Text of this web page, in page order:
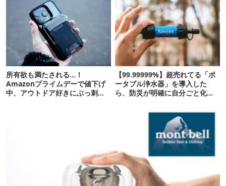
所有欲も満たされる…！
Amazonプライムデーで値下げ
中、アウトドア好きにぶっ刺さ
【99.99999%】超売れてる「ポ
ータブル浄水器」を導入した
ら、防災が明確に自分ごと化し